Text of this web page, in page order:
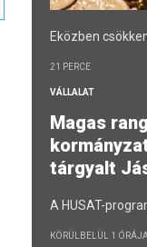
Eközben
21 PERCE
VÁLLALAT
Magas
tárgyalt
A HUSAT-
KÖRÜLBELÜL 1